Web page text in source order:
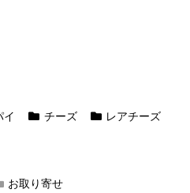
イ チーズ
レアチーズ
お取り寄せ